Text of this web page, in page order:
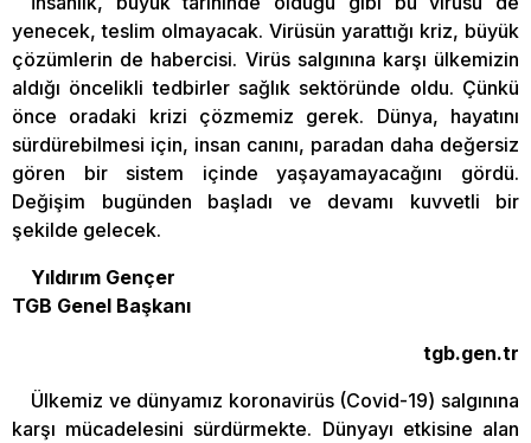
yenecek, teslim olmayacak. Virüsün yarattığı kriz, büyük
çözümlerin de habercisi. Virüs salgınına karşı ülkemizin
aldığı öncelikli tedbirler sağlık sektöründe oldu. Çünkü
önce oradaki krizi çözmemiz gerek. Dünya, hayatını
sürdürebilmesi için, insan canını, paradan daha değersiz
gören bir sistem içinde yaşayamayacağını gördü.
Değişim bugünden başladı ve devamı kuvvetli bir
şekilde gelecek.
Yıldırım Gençer
TGB Genel Başkanı
tgb.gen.tr
Ülkemiz ve dünyamız koronavirüs (Covid-19) salgınına
karşı mücadelesini sürdürmekte. Dünyayı etkisine alan